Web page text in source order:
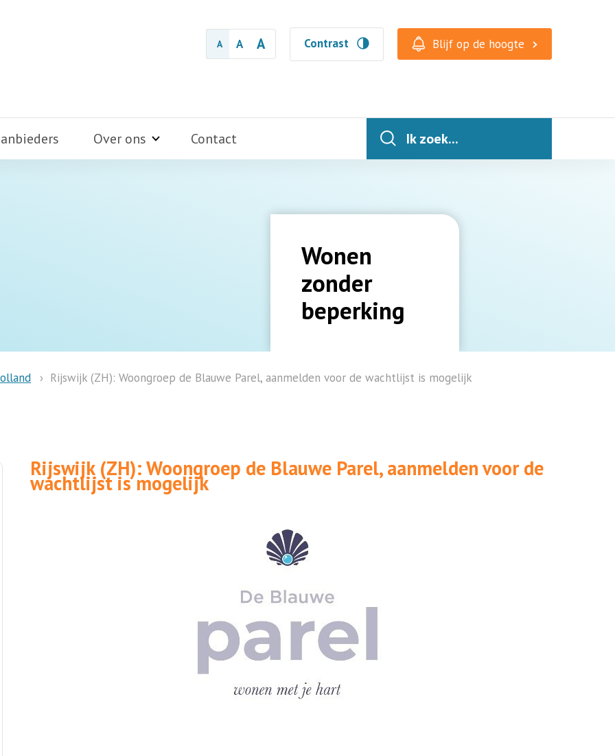
A A A Contrast Blijf op de hoogte
Over ons Contact Ik zoek...
Wonen
zonder
beperking
Rijswijk (ZH): Woongroep de Blauwe Parel, aanmelden voor de wachtlijst is mogelijk
Rijswijk (ZH): Woongroep de Blauwe Parel, aanmelden voor de
wachtlijst is mogelijk